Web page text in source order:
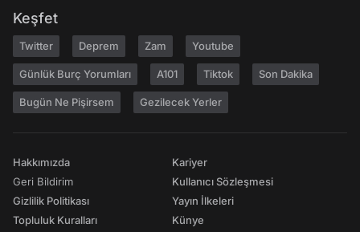
Keşfet
Twitter Deprem Zam Youtube
Günlük Burç Yorumları A101 Tiktok Son Dakika
Bugün Ne Pişirsem Gezilecek Yerler
Hakkımızda
Geri Bildirim
Gizlilik Politikası
Topluluk Kuralları
Kariyer
Kullanıcı Sözleşmesi
Yayın İlkeleri
Künye